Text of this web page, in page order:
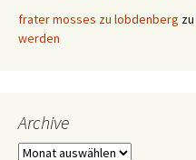
frater mosses zu lobdenberg zu
werden
Archive
Archive